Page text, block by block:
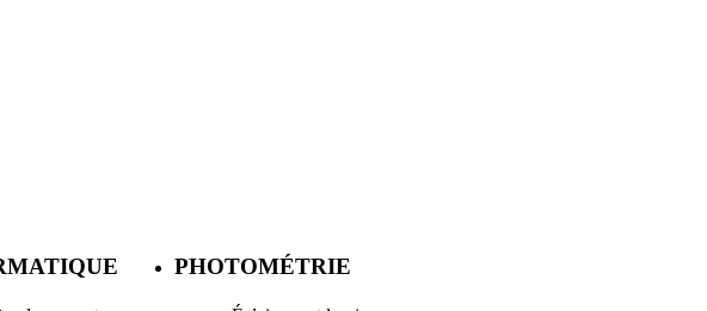
PHOTOMÉTRIE